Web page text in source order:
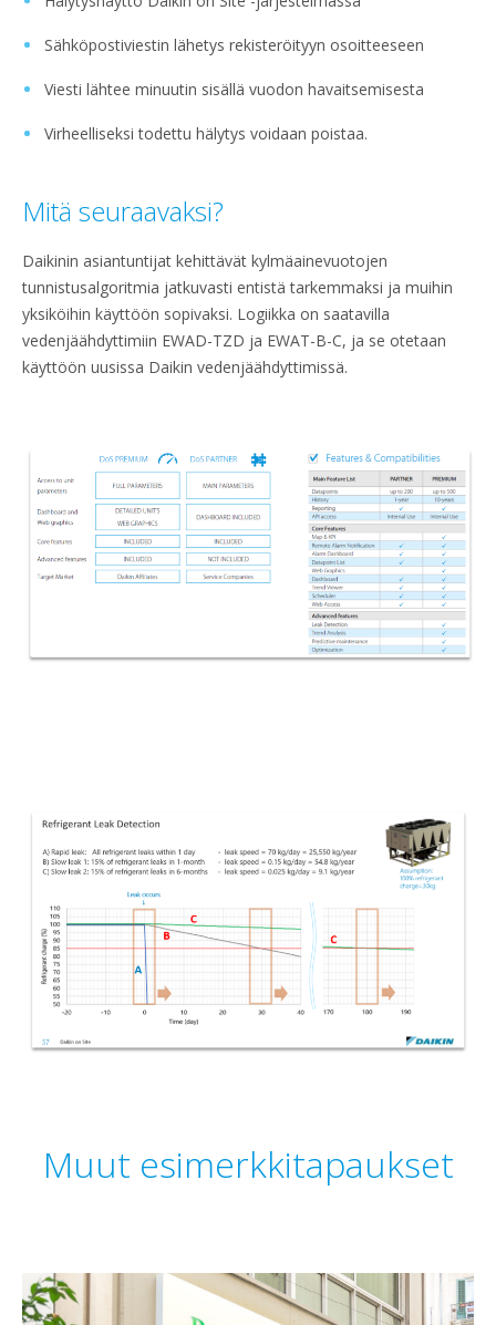
Sähköpostiviestin lähetys rekisteröityyn osoitteeseen
Viesti lähtee minuutin sisällä vuodon havaitsemisesta
Virheelliseksi todettu hälytys voidaan poistaa.
Mitä seuraavaksi?
Daikinin asiantuntijat kehittävät kylmäainevuotojen
tunnistusalgoritmia jatkuvasti entistä tarkemmaksi ja muihin
yksiköihin käyttöön sopivaksi. Logiikka on saatavilla
vedenjäähdyttimiin EWAD-TZD ja EWAT-B-C, ja se otetaan
käyttöön uusissa Daikin vedenjäähdyttimissä.
Muut esimerkkitapaukset